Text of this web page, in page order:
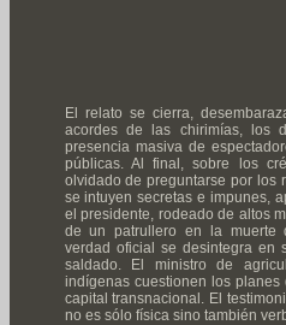
El relato se cierra,
acordes de las chirimías, los
presencia masiva de
públicas. Al final, sobre los
olvidado de preguntarse por los
se intuyen secretas e impunes,
el presidente, rodeado de altos
de un patrullero en la muerte
verdad oficial se desintegra en
saldado. El ministro de
indígenas cuestionen los
capital transnacional. El
no es sólo física sino también